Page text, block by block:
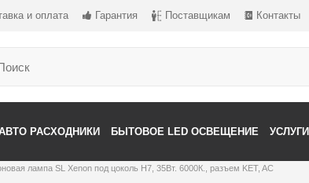
и оплата Гарантия Поставщикам Контакты
РАСХОДНИКИ БЫТОВОЕ LED ОСВЕЩЕНИЕ УСЛУГИ
лампа SL Xenon под цоколь Н7, 35Вт. 6000К., разъем KET, AC